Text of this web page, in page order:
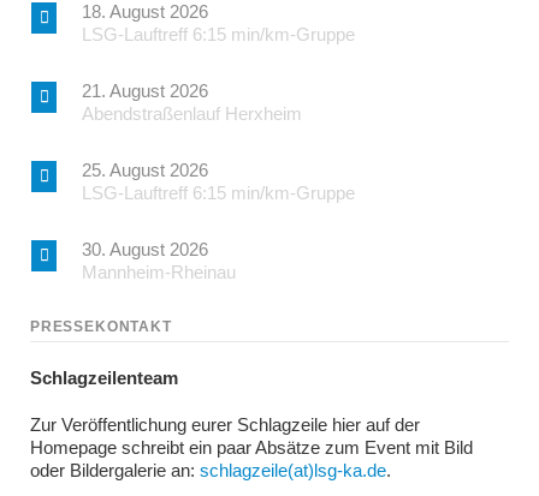
18. August 2026
LSG-Lauftreff 6:15 min/km-Gruppe
21. August 2026
Abendstraßenlauf Herxheim
25. August 2026
LSG-Lauftreff 6:15 min/km-Gruppe
30. August 2026
Mannheim-Rheinau
PRESSEKONTAKT
Schlagzeilenteam
Zur Veröffentlichung eurer Schlagzeile hier auf der
Homepage schreibt ein paar Absätze zum Event mit Bild
oder Bildergalerie an: schlagzeile(at)lsg-ka.de.